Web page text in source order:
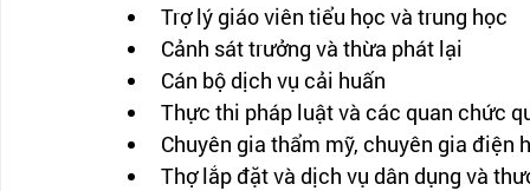
Trợ lý giáo viên tiểu học và trung học
Cảnh sát trưởng và thừa phát lại
Cán bộ dịch vụ cải huấn
Thực thi pháp luật và các quan chức
Chuyên gia thẩm mỹ, chuyên gia điện
Thợ lắp đặt và dịch vụ dân dụng và